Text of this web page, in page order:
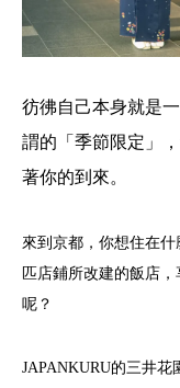
彷彿自己本身就是
謂的「季節限定」
著你的到來。
來到京都，你想住在
匹店鋪所改建的飯店
呢？
JAPANKURU的三井